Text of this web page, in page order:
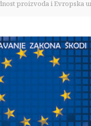
proizvoda i Evropska